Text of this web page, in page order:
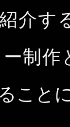
介
制
こと